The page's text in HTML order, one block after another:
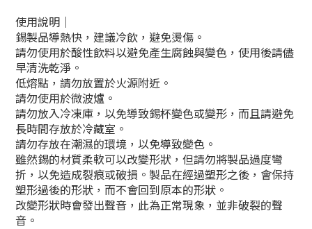
使用說明｜
錫製品導熱快，建議冷飲，避免燙傷。
請勿使用於酸性飲料以避免產生腐蝕與變色，使用後請儘
早清洗乾淨。
低熔點，請勿放置於火源附近。
請勿使用於微波爐。
請勿放入冷凍庫，以免導致錫杯變色或變形，而且請避免
長時間存放於冷藏室。
請勿存放在潮濕的環境，以免導致變色。
雖然錫的材質柔軟可以改變形狀，但請勿將製品過度彎
折，以免造成裂痕或破損。製品在經過塑形之後，會保持
塑形過後的形狀，而不會回到原本的形狀。
改變形狀時會發出聲音，此為正常現象，並非破裂的聲
音。